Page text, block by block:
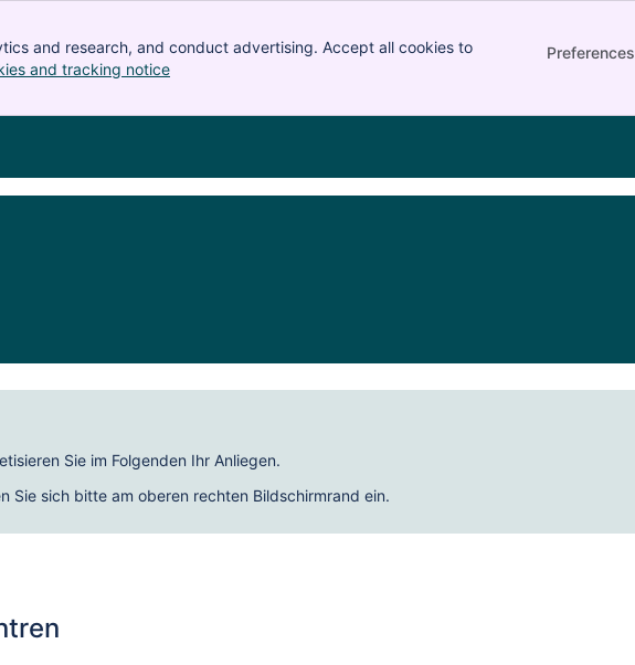
and research, and conduct advertising. Accept all cookies to
and tracking notice
Preferences
Sie im Folgenden Ihr Anliegen.
Sie sich bitte am oberen rechten Bildschirmrand ein.